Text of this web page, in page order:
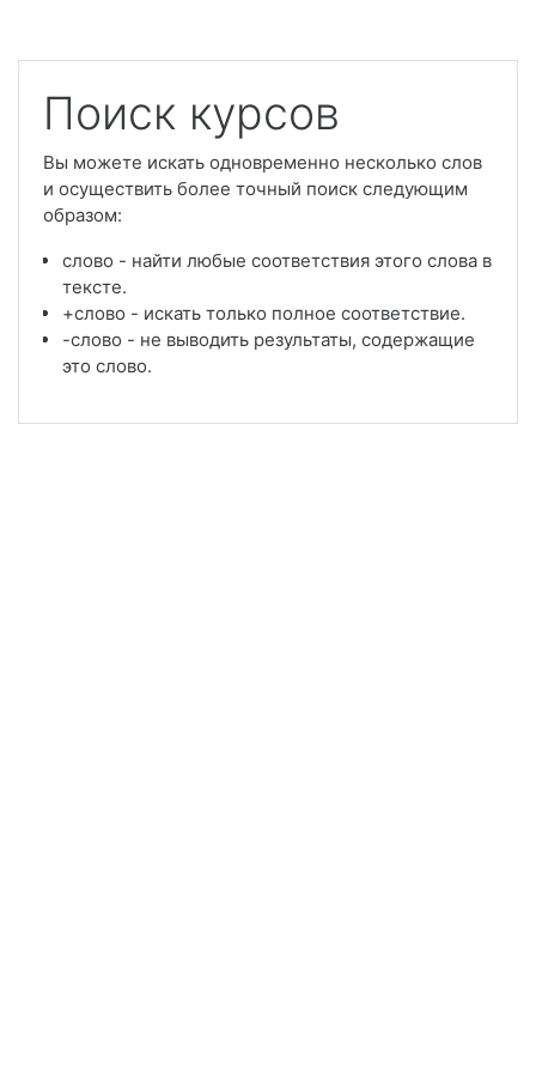
Поиск курсов
Вы можете искать одновременно несколько слов
и осуществить более точный поиск следующим
образом:
слово - найти любые соответствия этого слова в
тексте.
+слово - искать только полное соответствие.
-слово - не выводить результаты, содержащие
это слово.